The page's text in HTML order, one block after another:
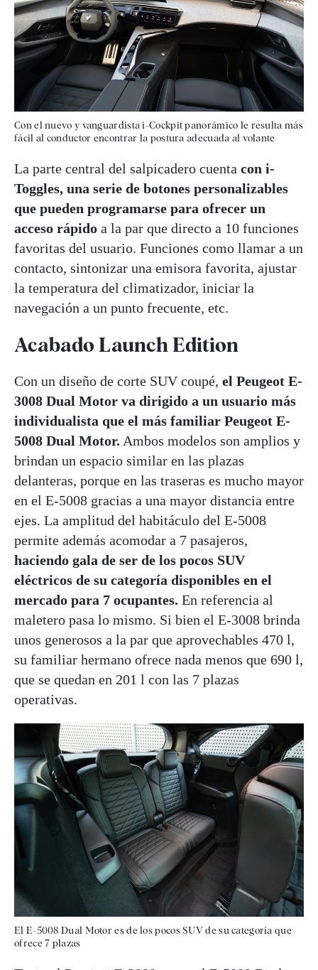
Con el nuevo y vanguardista i-Cockpit panorámico le resulta más
fácil al conductor encontrar la postura adecuada al volante
La parte central del salpicadero cuenta con i-
Toggles, una serie de botones personalizables
que pueden programarse para ofrecer un
acceso rápido a la par que directo a 10 funciones
favoritas del usuario. Funciones como llamar a un
contacto, sintonizar una emisora favorita, ajustar
la temperatura del climatizador, iniciar la
navegación a un punto frecuente, etc.
Acabado Launch Edition
Con un diseño de corte SUV coupé, el Peugeot E-
3008 Dual Motor va dirigido a un usuario más
individualista que el más familiar Peugeot E-
5008 Dual Motor. Ambos modelos son amplios y
brindan un espacio similar en las plazas
delanteras, porque en las traseras es mucho mayor
en el E-5008 gracias a una mayor distancia entre
ejes. La amplitud del habitáculo del E-5008
permite además acomodar a 7 pasajeros,
haciendo gala de ser de los pocos SUV
eléctricos de su categoría disponibles en el
mercado para 7 ocupantes. En referencia al
maletero pasa lo mismo. Si bien el E-3008 brinda
unos generosos a la par que aprovechables 470 l,
su familiar hermano ofrece nada menos que 690 l,
que se quedan en 201 l con las 7 plazas
operativas.
El E-5008 Dual Motor es de los pocos SUV de su categoría que
ofrece 7 plazas